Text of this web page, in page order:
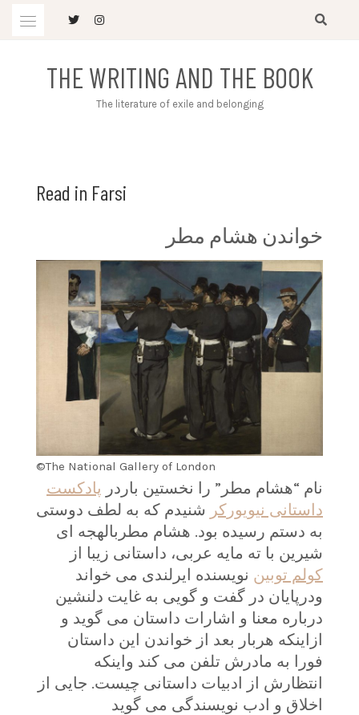
THE WRITING AND THE BOOK
The literature of exile and belonging
Read in Farsi
خواندن هشام مطر
©The National Gallery of London
نام “هشام مطر” را نخستین باردر پادکست
داستانی نیویورکر شنیدم که به لطف دوستی
به دستم رسیده بود. هشام مطربالهجه ای
شیرین با ته مایه عربی، داستانی زیبا از
کولم توبین نویسنده ایرلندی می خواند
ودرپایان در گفت و گویی به غایت دلنشین
درباره معنا و اشارات داستان می گوید و
ازاینکه هربار بعد از خواندن این داستان
فورا به مادرش تلفن می کند واینکه
انتظارش از ادبیات داستانی چیست. جایی از
اخلاق و ادب نویسندگی می گوید